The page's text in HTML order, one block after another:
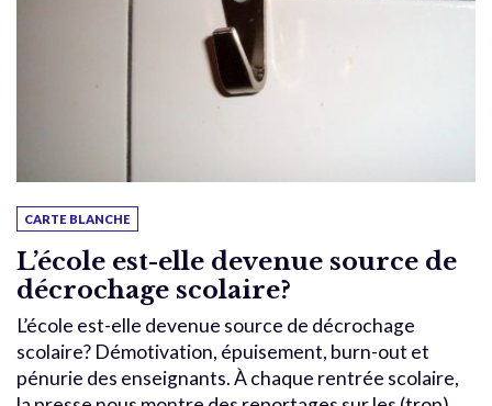
CARTE BLANCHE
L’école est-elle devenue source de
décrochage scolaire?
L’école est-elle devenue source de décrochage
scolaire? Démotivation, épuisement, burn-out et
pénurie des enseignants. À chaque rentrée scolaire,